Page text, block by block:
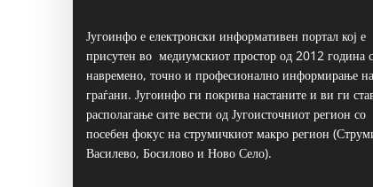
Југоинфо е електронски информативен портал кој е
присутен во медиумскиот простор од 2012 година
навремено, точно и професионално информирање
граѓани. Југоинфо ги покрива настаните и ви ги
располагање сите вести од Југоисточниот регион со
посебен фокус на струмичкиот макро регион
Василево, Босилово и Ново Село).